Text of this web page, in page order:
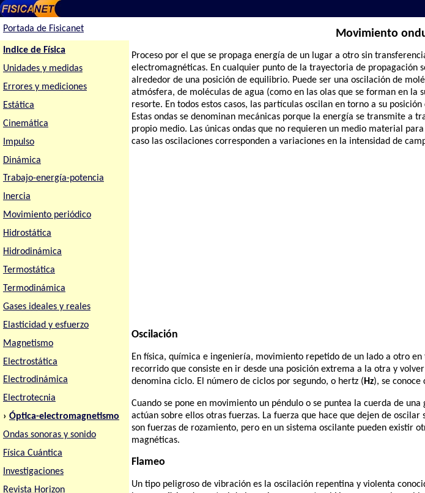
Portada de Fisicanet
Indice de Física
Unidades y medidas
Errores y mediciones
Estática
Cinemática
Impulso
Dinámica
Trabajo-energía-potencia
Inercia
Movimiento periódico
Hidrostática
Hidrodinámica
Termostática
Termodinámica
Gases ideales y reales
Elasticidad y esfuerzo
Magnetismo
Electrostática
Electrodinámica
Electrotecnia
› Óptica-electromagnetismo
Ondas sonoras y sonido
Física Cuántica
Investigaciones
Revista Horizon
Movimiento
Proceso por el que se propaga energía de un lugar a otro sin
electromagnéticas. En cualquier punto de la trayectoria de propagación
alrededor de una posición de equilibrio. Puede ser una oscilación de
atmósfera, de moléculas de agua (como en las olas que se forman en la
resorte. En todos estos casos, las partículas oscilan en torno a su
Estas ondas se denominan mecánicas porque la energía se transmite a
propio medio. Las únicas ondas que no requieren un medio material
caso las oscilaciones corresponden a variaciones en la intensidad de
Oscilación
En física, química e ingeniería, movimiento repetido de un lado a otro
recorrido que consiste en ir desde una posición extrema a la otra y
denomina ciclo. El número de ciclos por segundo, o hertz (Hz), se
Cuando se pone en movimiento un péndulo o se puntea la cuerda de
actúan sobre ellos otras fuerzas. La fuerza que hace que dejen de
son fuerzas de rozamiento, pero en un sistema oscilante pueden existir
magnéticas.
Flameo
Un tipo peligroso de vibración es la oscilación repentina y violenta